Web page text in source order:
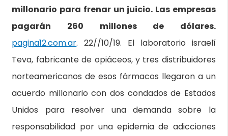
millonario para frenar un juicio. Las empresas
pagarán 260 millones de dólares.
pagina12.com.ar. 22//10/19. El laboratorio israelí
Teva, fabricante de opiáceos, y tres distribuidores
norteamericanos de esos fármacos llegaron a un
acuerdo millonario con dos condados de Estados
Unidos para resolver una demanda sobre la
responsabilidad por una epidemia de adicciones